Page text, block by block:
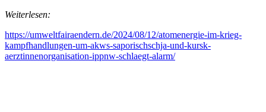
Weiterlesen:
https://umweltfairaendern.de/2024/08/12/atomenergie-im-krieg-
kampfhandlungen-um-akws-saporischschja-und-kursk-
aerztinnenorganisation-ippnw-schlaegt-alarm/